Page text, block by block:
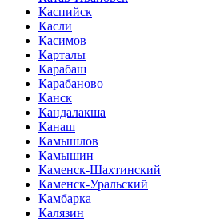
Каспийск
Касли
Касимов
Карталы
Карабаш
Карабаново
Канск
Кандалакша
Канаш
Камышлов
Камышин
Каменск-Шахтинский
Каменск-Уральский
Камбарка
Калязин